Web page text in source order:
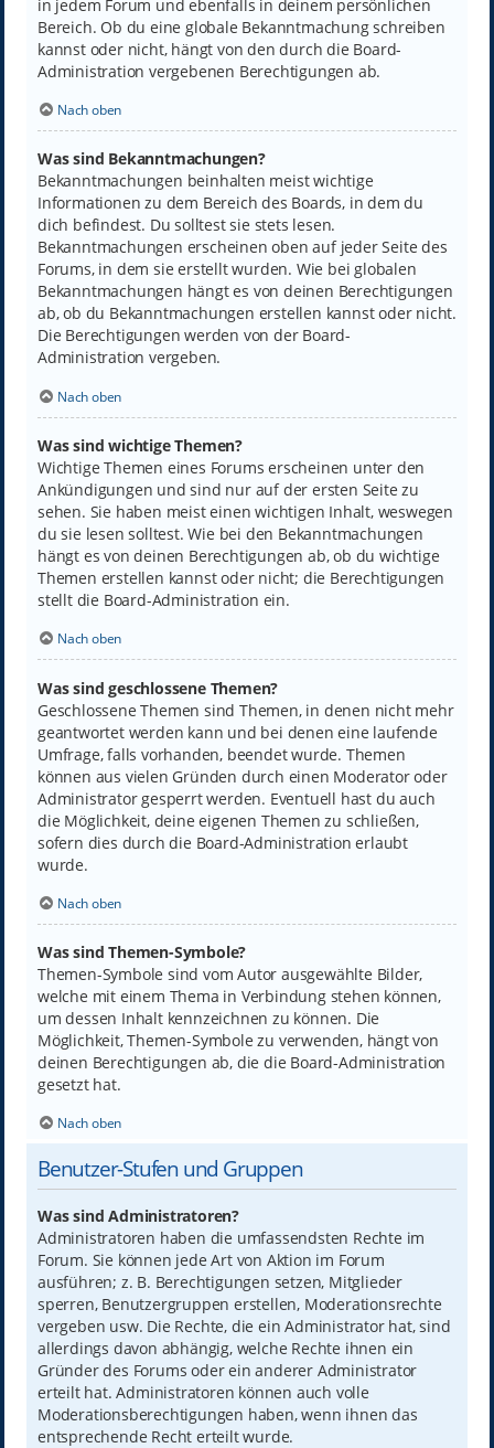
in jedem Forum und ebenfalls in deinem persönlichen
Bereich. Ob du eine globale Bekanntmachung schreiben
kannst oder nicht, hängt von den durch die Board-
Administration vergebenen Berechtigungen ab.
Nach oben
Was sind Bekanntmachungen?
Bekanntmachungen beinhalten meist wichtige
Informationen zu dem Bereich des Boards, in dem du
dich befindest. Du solltest sie stets lesen.
Bekanntmachungen erscheinen oben auf jeder Seite des
Forums, in dem sie erstellt wurden. Wie bei globalen
Bekanntmachungen hängt es von deinen Berechtigungen
ab, ob du Bekanntmachungen erstellen kannst oder nicht.
Die Berechtigungen werden von der Board-
Administration vergeben.
Nach oben
Was sind wichtige Themen?
Wichtige Themen eines Forums erscheinen unter den
Ankündigungen und sind nur auf der ersten Seite zu
sehen. Sie haben meist einen wichtigen Inhalt, weswegen
du sie lesen solltest. Wie bei den Bekanntmachungen
hängt es von deinen Berechtigungen ab, ob du wichtige
Themen erstellen kannst oder nicht; die Berechtigungen
stellt die Board-Administration ein.
Nach oben
Was sind geschlossene Themen?
Geschlossene Themen sind Themen, in denen nicht mehr
geantwortet werden kann und bei denen eine laufende
Umfrage, falls vorhanden, beendet wurde. Themen
können aus vielen Gründen durch einen Moderator oder
Administrator gesperrt werden. Eventuell hast du auch
die Möglichkeit, deine eigenen Themen zu schließen,
sofern dies durch die Board-Administration erlaubt
wurde.
Nach oben
Was sind Themen-Symbole?
Themen-Symbole sind vom Autor ausgewählte Bilder,
welche mit einem Thema in Verbindung stehen können,
um dessen Inhalt kennzeichnen zu können. Die
Möglichkeit, Themen-Symbole zu verwenden, hängt von
deinen Berechtigungen ab, die die Board-Administration
gesetzt hat.
Nach oben
Benutzer-Stufen und Gruppen
Was sind Administratoren?
Administratoren haben die umfassendsten Rechte im
Forum. Sie können jede Art von Aktion im Forum
ausführen; z. B. Berechtigungen setzen, Mitglieder
sperren, Benutzergruppen erstellen, Moderationsrechte
vergeben usw. Die Rechte, die ein Administrator hat, sind
allerdings davon abhängig, welche Rechte ihnen ein
Gründer des Forums oder ein anderer Administrator
erteilt hat. Administratoren können auch volle
Moderationsberechtigungen haben, wenn ihnen das
entsprechende Recht erteilt wurde.